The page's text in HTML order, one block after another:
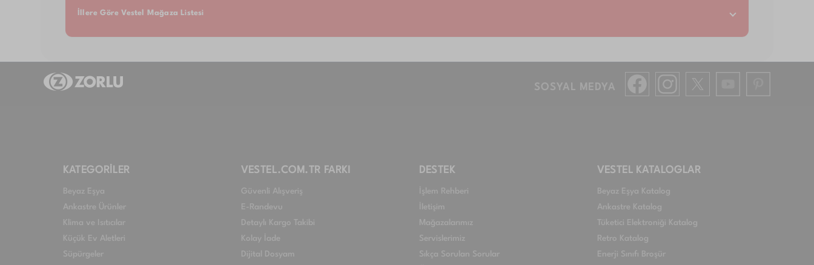
İllere Göre Vestel Mağaza Listesi
SOSYAL MEDYA
KATEGORİLER
Beyaz Eşya
Ankastre Ürünler
Klima ve Isıtıcılar
Küçük Ev Aletleri
Süpürgeler
VESTEL.COM.TR FARKI
Güvenli Alışveriş
E-Randevu
Detaylı Kargo Takibi
Kolay İade
Dijital Dosyam
DESTEK
İşlem Rehberi
İletişim
Mağazalarımız
Servislerimiz
Sıkça Sorulan Sorular
VESTEL KATALOGLAR
Beyaz Eşya Katalog
Ankastre Katalog
Tüketici Elektroniği Katalog
Retro Katalog
Enerji Sınıfı Broşür